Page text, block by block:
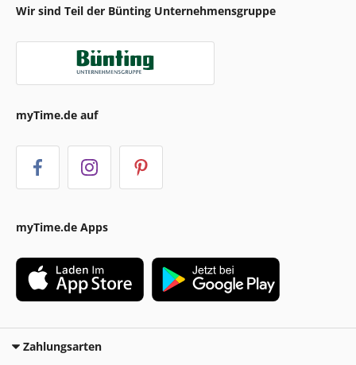
Wir sind Teil der Bünting Unternehmensgruppe
myTime.de auf
myTime.de Apps
Zahlungsarten